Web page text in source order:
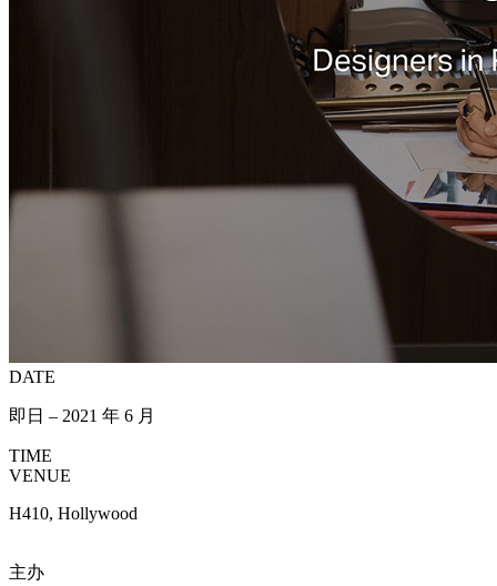
DATE
即日 – 2021 年 6 月
TIME
VENUE
H410, Hollywood
主办